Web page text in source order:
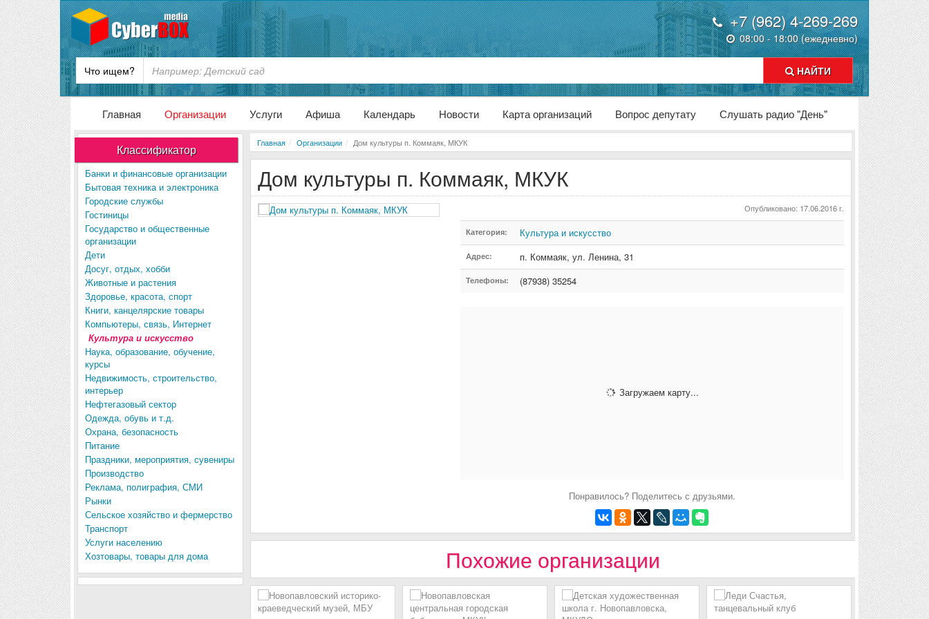
+7 (962) 4-269-269
08:00 - 18:00 (ежедневно)
Что ищем? НАЙТИ
Главная Организации Услуги Афиша Календарь Новости Карта организаций Вопрос депутату Слушать радио "День"
Классификатор
Банки и финансовые организации
Бытовая техника и электроника
Городские службы
Гостиницы
Государство и общественные
организации
Дети
Досуг, отдых, хобби
Животные и растения
Здоровье, красота, спорт
Книги, канцелярские товары
Компьютеры, связь, Интернет
Культура и искусство
Наука, образование, обучение,
курсы
Недвижимость, строительство,
интерьер
Нефтегазовый сектор
Одежда, обувь и т.д.
Охрана, безопасность
Питание
Праздники, мероприятия, сувениры
Производство
Реклама, полиграфия, СМИ
Рынки
Сельское хозяйство и фермерство
Транспорт
Услуги населению
Хозтовары, товары для дома
Главная Организации Дом культуры п. Коммаяк, МКУК
Дом культуры п. Коммаяк, МКУК
Опубликовано: 17.06.2016 г.
Категория: Культура и искусство
Адрес: п. Коммаяк, ул. Ленина, 31
Телефоны: (87938) 35254
Загружаем карту...
Понравилось? Поделитесь с друзьями.
Похожие организации